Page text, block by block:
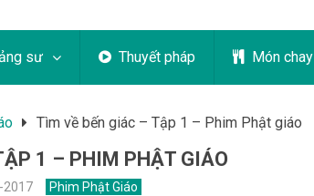
sư Thuyết pháp Món chay
Tìm về bến giác – Tập 1 – Phim Phật giáo
1 – PHIM PHẬT GIÁO
2017 Phim Phật Giáo